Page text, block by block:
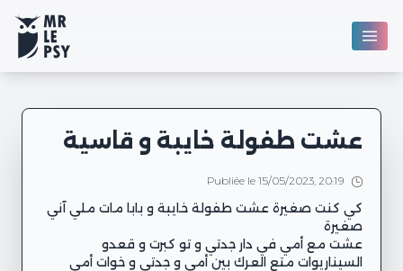
عشت طفولة خايبة و قاسية
Publiée le 15/05/2023, 20:19
كي كنت صغيرة عشت طفولة خايبة و بابا مات ملي آني
عشت مع أمي في دار جدتي و تو كبرت و قعدو
السيناريوات متع العرك بين أمي و جدتي و خوات أمي